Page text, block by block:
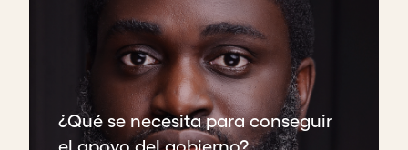
¿Qué se necesita para conseguir